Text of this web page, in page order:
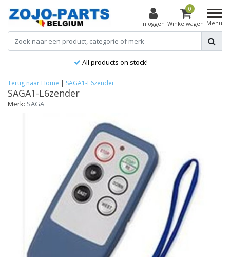
Inloggen
0
Winkelwagen Menu
All products on stock!
Terug naar Home | SAGA1-L6zender
SAGA1-L6zender
Merk: SAGA